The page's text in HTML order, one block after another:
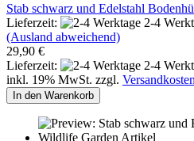
Stab schwarz und Edelstahl
Lieferzeit:
2-4
(Ausland abweichend)
29,90 €
Lieferzeit:
2-4
inkl. 19% MwSt. zzgl. Versandkosten
In den Warenkorb